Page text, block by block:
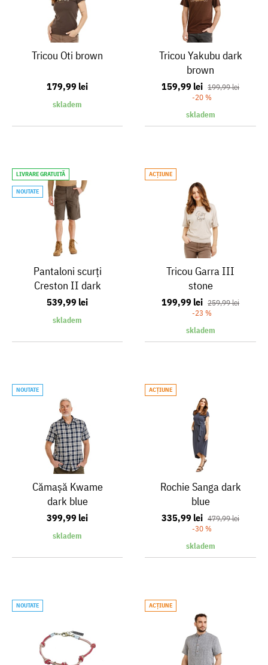
Tricou Oti brown
179,99 lei
skladem
Tricou Yakubu dark
brown
159,99 lei 199,99 lei
-20 %
skladem
LIVRARE GRATUITĂ
NOUTATE
Pantaloni scurți
Creston II dark
grey
539,99 lei
skladem
ACŢIUNE
Tricou Garra III
stone
199,99 lei 259,99 lei
-23 %
skladem
NOUTATE
Cămaşă Kwame
dark blue
399,99 lei
skladem
ACŢIUNE
Rochie Sanga dark
blue
335,99 lei 479,99 lei
-30 %
skladem
NOUTATE ACŢIUNE